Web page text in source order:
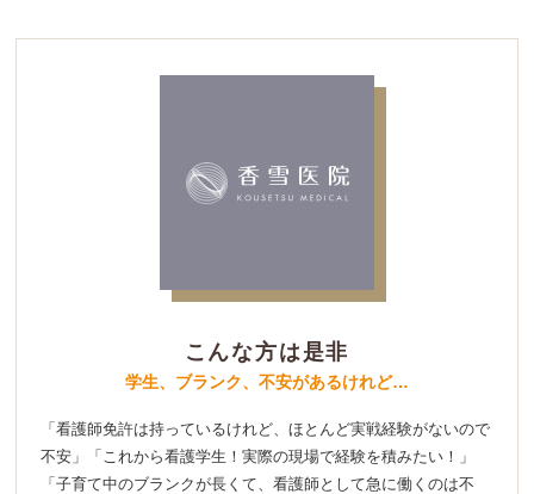
こんな方は是非
学生、ブランク、不安があるけれど…
「看護師免許は持っているけれど、ほとんど実戦経験がないので
不安」「これから看護学生！実際の現場で経験を積みたい！」
「子育て中のブランクが長くて、看護師として急に働くのは不